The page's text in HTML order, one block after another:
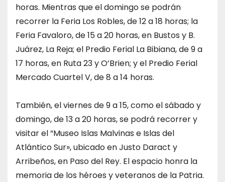
horas. Mientras que el domingo se podrán
recorrer la Feria Los Robles, de 12 a 18 horas; la
Feria Favaloro, de 15 a 20 horas, en Bustos y B.
Juárez, La Reja; el Predio Ferial La Bibiana, de 9 a
17 horas, en Ruta 23 y O’Brien; y el Predio Ferial
Mercado Cuartel V, de 8 a 14 horas.
También, el viernes de 9 a 15, como el sábado y
domingo, de 13 a 20 horas, se podrá recorrer y
visitar el “Museo Islas Malvinas e Islas del
Atlántico Sur», ubicado en Justo Daract y
Arribeños, en Paso del Rey. El espacio honra la
memoria de los héroes y veteranos de la Patria.